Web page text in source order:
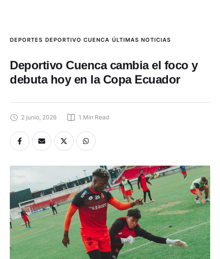
DEPORTES DEPORTIVO CUENCA ÚLTIMAS NOTICIAS
Deportivo Cuenca cambia el foco y
debuta hoy en la Copa Ecuador
2 junio, 2026 1 Min Read